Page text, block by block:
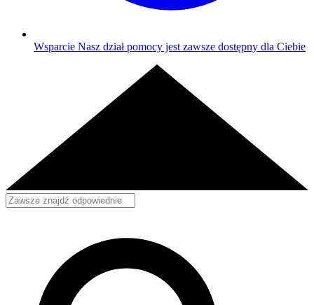
Wsparcie Nasz dział pomocy jest zawsze dostępny dla Ciebie